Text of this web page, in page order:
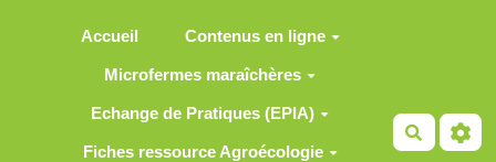
Accueil Contenus en ligne
Microfermes maraîchères
Echange de Pratiques (EPIA)
Fiches ressource Agroécologie